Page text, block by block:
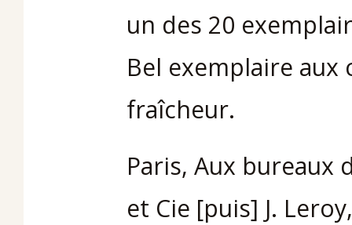
un des 20
Bel exemplaire aux
fraîcheur.
Paris, Aux bureaux
et Cie [puis] J.